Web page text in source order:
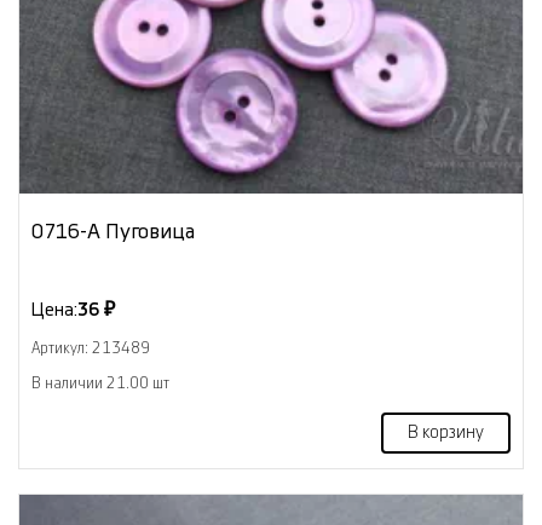
0716-А Пуговица
Цена:36 ₽
Артикул: 213489
В наличии 21.00 шт
В корзину